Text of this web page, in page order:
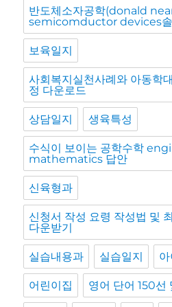
반도체소자공학(donald
semicomductor devices솔
보육일지
사회복지실천사례와 아동학
정 다운로드
상담일지 생육특성
수식이 보이는 공학수학
mathematics 답안
신육형과
신청서 작성 요령 작성법 및
다운받기
실습내용과 실습일지
어린이집 영어 단어 150선